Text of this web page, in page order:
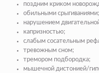
поздним криком
обильными срыгиваниями;
нарушением
капризностью;
слабым сосательным
тревожным сном;
тремором подбородка;
мышечной дистонией/